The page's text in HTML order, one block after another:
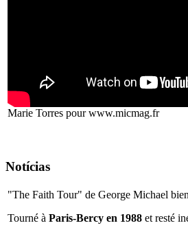
Marie Torres pour www.micmag.fr
Notícias
"The Faith Tour" de George Michael
Tourné à Paris-Bercy en 1988 et resté